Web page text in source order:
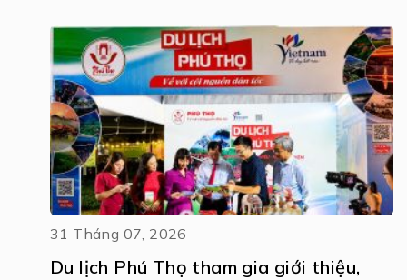
31 Tháng 07, 2026
Du lịch Phú Thọ tham gia giới thiệu,